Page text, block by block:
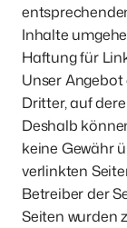
Inhalte
Haftung für
Unser
Dritter, auf
Deshalb
keine Gewähr
verlinkten
Betreiber der
Seiten wurden